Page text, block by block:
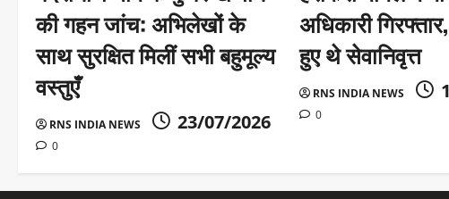
की गहन जांच: अभिलेखों के
साथ सुरक्षित मिलीं सभी बहुमूल्य
वस्तुएँ
RNS INDIA NEWS 23/07/2026
0
अधिकारी
हुए थे सेवानिवृत्त
RNS INDIA NEWS
0